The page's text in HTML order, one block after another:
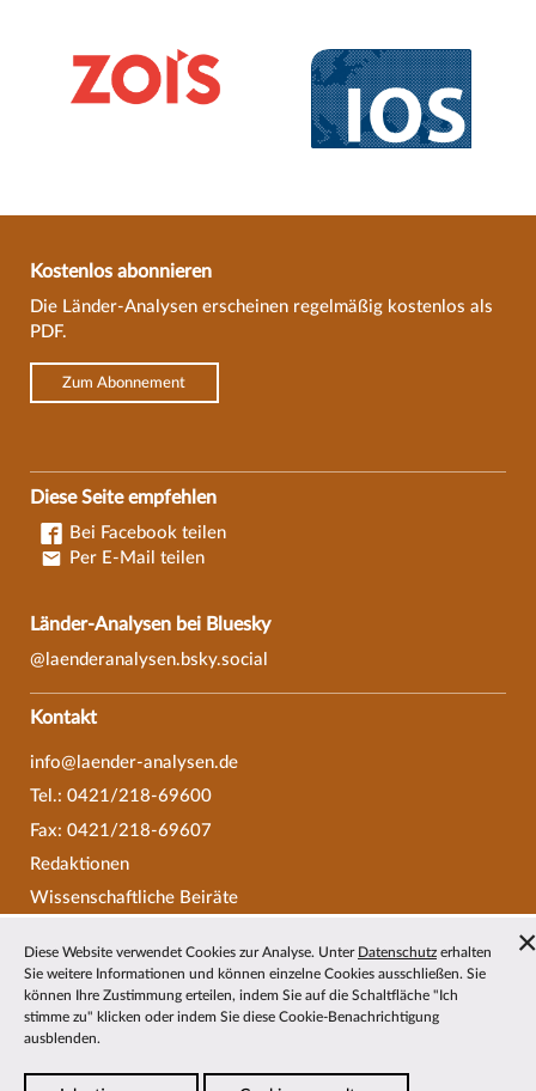
Kostenlos abonnieren
Die Länder-Analysen erscheinen regelmäßig kostenlos als
PDF.
Zum Abonnement
Diese Seite empfehlen
Bei Facebook teilen
Per E-Mail teilen
Länder-Analysen bei Bluesky
@laenderanalysen.bsky.social
Kontakt
info@laender-analysen.de
Tel.: 0421/218-69600
Fax: 0421/218-69607
Redaktionen
Wissenschaftliche Beiräte
Datenschutz
—Impressum Barrierefreiheit
Diese Website verwendet Cookies zur Analyse. Unter Datenschutz erhalten
Sie weitere Informationen und können einzelne Cookies ausschließen. Sie
können Ihre Zustimmung erteilen, indem Sie auf die Schaltfläche "Ich
stimme zu" klicken oder indem Sie diese Cookie-Benachrichtigung
ausblenden.